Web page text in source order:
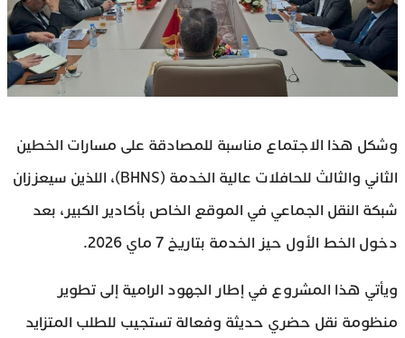
وشكل هذا الاجتماع مناسبة للمصادقة على مسارات الخطين
الثاني والثالث للحافلات عالية الخدمة (BHNS)، اللذين سيعززان
شبكة النقل الجماعي في الموقع الخاص بأكادير الكبير، بعد
دخول الخط الأول حيز الخدمة بتاريخ 7 ماي 2026.
ويأتي هذا المشروع في إطار الجهود الرامية إلى تطوير
منظومة نقل حضري حديثة وفعالة تستجيب للطلب المتزايد